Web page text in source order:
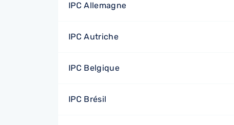
IPC Allemagne
IPC Autriche
IPC Belgique
IPC Brésil